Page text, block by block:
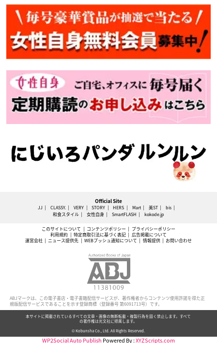
Official Site
JJ CLASSY. VERY STORY HERS Mart 美ST
bis
和食スタイル
女性自身 SmartFLASH kokode.jp
このサイトについて コンテンツポリシー
プライバシーポリシー
利用規約
特定商取引法に基づく表記
広告掲載について
運営会社
ニュース提供先 WEBプッシュ通知について 情報提供 お問い合わせ
ABJマークは、この電子書店・電子書籍配信サービスが、著作権者からコンテンツ使用許諾を得た正
規版配信サービスであることを示す登録商標（登録番号 第6091713号）です。
本サイトに掲載されているすべての文章・画像の無断転載・複製行為を固く禁止します。すべて
の著作権は光文社に帰属します。
© Kobunsha Co., Ltd. All Rights Reserved.
WP2Social Auto Publish Powered By :XYZScripts.com